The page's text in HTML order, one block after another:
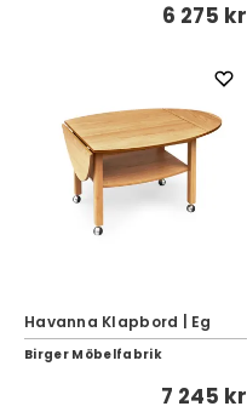
6 275 kr
Havanna Klapbord | Eg
Birger Möbelfabrik
7 245 kr